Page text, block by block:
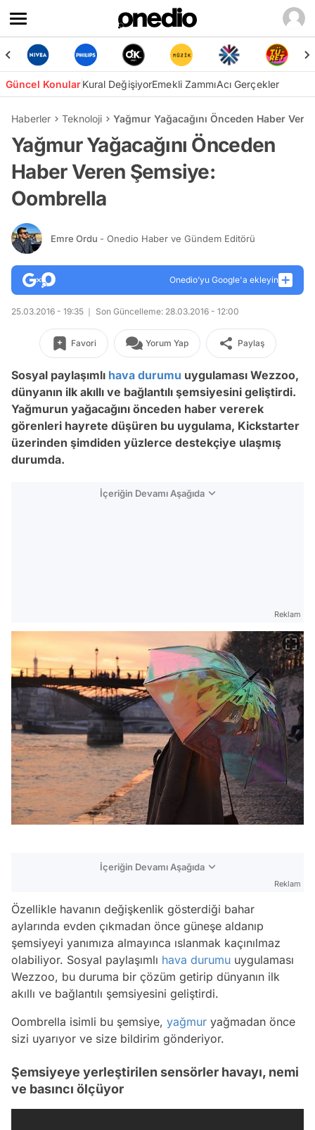
Güncel KonularKural DeğişiyorEmekli ZammıAcı Gerçekler
Haberler Teknoloji Yağmur Yağacağını Önceden Haber
Yağmur Yağacağını Önceden
Haber Veren Şemsiye:
Oombrella
Emre Ordu - Onedio Haber ve Gündem Editörü
Onedio’yu Google'a ekleyin
25.03.2016 - 19:35 Son Güncelleme: 28.03.2016 - 12:00
Favori Yorum Yap Paylaş
Sosyal paylaşımlı hava durumu uygulaması Wezzoo,
dünyanın ilk akıllı ve bağlantılı şemsiyesini geliştirdi.
Yağmurun yağacağını önceden haber vererek
görenleri hayrete düşüren bu uygulama, Kickstarter
üzerinden şimdiden yüzlerce destekçiye ulaşmış
durumda.
İçeriğin Devamı Aşağıda
Reklam
İçeriğin Devamı Aşağıda
Reklam
Özellikle havanın değişkenlik gösterdiği bahar
aylarında evden çıkmadan önce güneşe aldanıp
şemsiyeyi yanımıza almayınca ıslanmak kaçınılmaz
olabiliyor. Sosyal paylaşımlı hava durumu uygulaması
Wezzoo, bu duruma bir çözüm getirip dünyanın ilk
akıllı ve bağlantılı şemsiyesini geliştirdi.
Oombrella isimli bu şemsiye, yağmur yağmadan önce
sizi uyarıyor ve size bildirim gönderiyor.
Şemsiyeye yerleştirilen sensörler havayı, nemi
ve basıncı ölçüyor